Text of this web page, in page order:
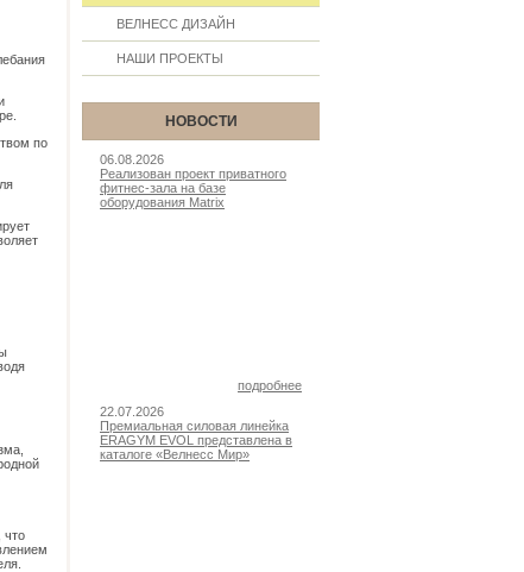
по
что
ВЕЛНЕСС ДИЗАЙН
НАШИ ПРОЕКТЫ
НОВОСТИ
06.08.2026
Реализован проект приватного
фитнес-зала на базе
оборудования Matrix
подробнее
22.07.2026
Премиальная силовая линейка
ERAGYM EVOL представлена в
каталоге «Велнесс Мир»